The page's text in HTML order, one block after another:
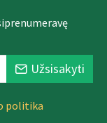
Užsisakyti
politika